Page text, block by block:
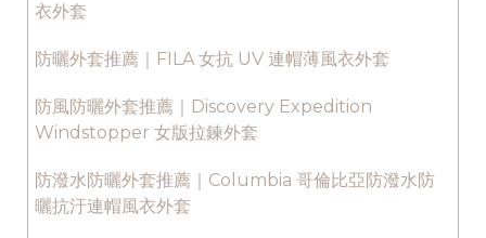
衣外套
防曬外套推薦｜FILA 女抗 UV 連帽薄風衣外套
防風防曬外套推薦｜Discovery Expedition
Windstopper 女版拉鍊外套
防潑水防曬外套推薦｜Columbia 哥倫比亞防潑水防
曬抗汙連帽風衣外套